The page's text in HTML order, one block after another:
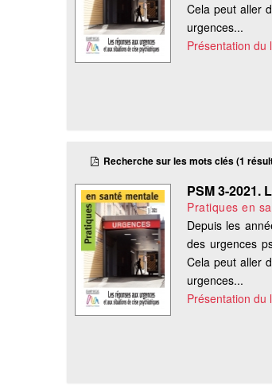
Cela peut aller
urgences...
Présentation du
Recherche sur les mots clés (1
PSM 3-2021.
Pratiques en
Depuis les
des urgences
Cela peut aller
urgences...
Présentation du